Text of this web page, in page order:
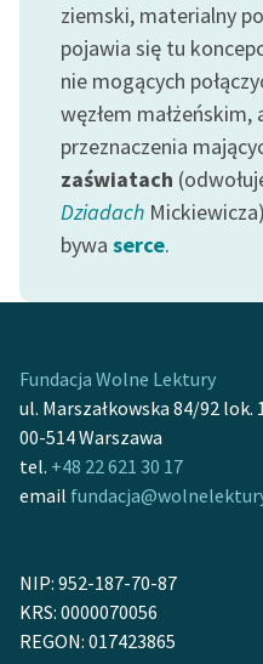
Popularyzacja
skandynawskiej literatury
feministycznej
Ręce pełne poezji
Kolekcje edukacyjne
twórców przechodzących
do domeny publicznej,
Starego Testamentu
Szkoła Poezji Wolnych
Lektur
O nas
O projekcie
Zespół
ziemski, materialny
pojawia się tu
nie mogących
węzłem
przeznaczenia
zaświatach
Dziadach
bywa serce.
Fundacja Wolne Lektury
ul. Marszałkowska 84/92 lok.
00-514 Warszawa
tel. +48 22 621 30 17
email
NIP: 952-187-70-87
KRS: 0000070056
REGON: 017423865